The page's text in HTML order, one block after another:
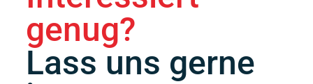
genug?
Lass uns gerne